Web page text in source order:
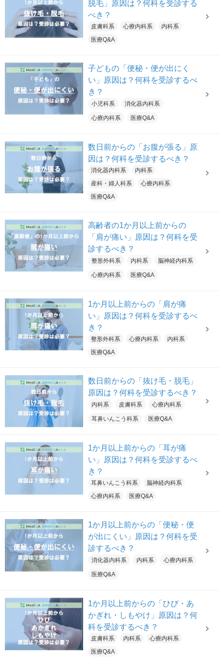
脱毛」原因は？何科を受診する
べき？
皮膚科系 心療内科系
内科系
医療Q&A
子どもの「便秘・便が出にく
い」原因は？何科を受診するべ
き？
小児科系 消化器内科系
心療内科系 医療Q&A
数日前からの「お腹が張る」原
因は？何科を受診するべき？
消化器内科系
内科系
産科・婦人科系
心療内科系
医療Q&A
高齢者の1か月以上前からの
「肩が痛い」原因は？何科を受
診するべき？
整形外科系 内科系 脳神経内科系
心療内科系 医療Q&A
1か月以上前からの「肩が痛
い」原因は？何科を受診するべ
き？
整形外科系 心療内科系
内科系
医療Q&A
数日前からの「抜け毛・脱毛」
原因は？何科を受診するべき？
内科系 皮膚科系 心療内科系
耳鼻いんこう科系 医療Q&A
1か月以上前からの「耳が痛
い」原因は？何科を受診するべ
き？
耳鼻いんこう科系
脳神経内科系
心療内科系
医療Q&A
1か月以上前からの「便秘・便
が出にくい」原因は？何科を受
診するべき？
消化器内科系 内科系 心療内科系
医療Q&A
1か月以上前からの「ひび・あ
かぎれ・しもやけ」原因は？何
科を受診するべき？
皮膚科系 内科系
心療内科系
医療Q&A